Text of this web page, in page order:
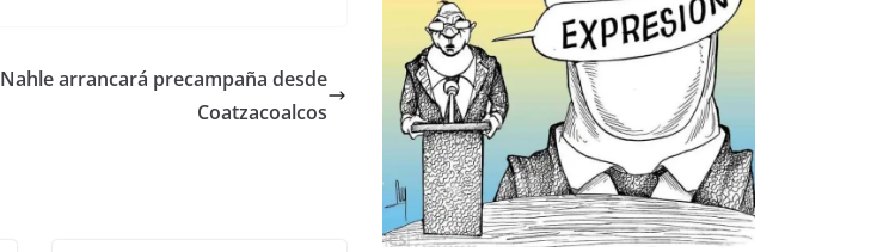
Nahle arrancará precampaña desde
Coatzacoalcos